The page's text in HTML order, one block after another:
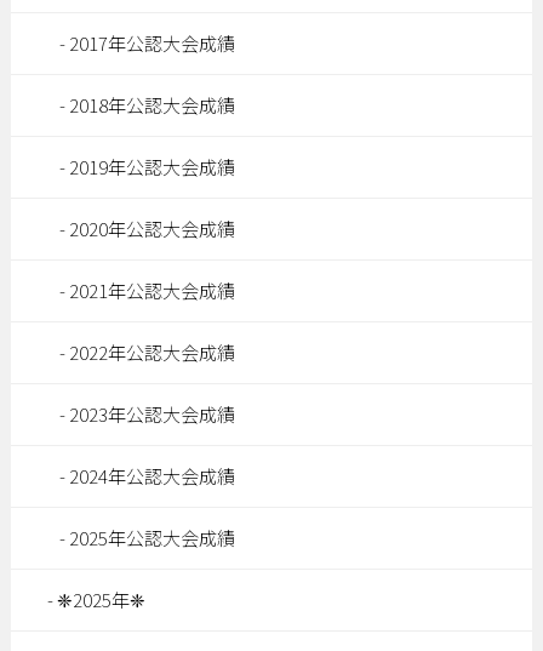
2017年公認大会成績
2018年公認大会成績
2019年公認大会成績
2020年公認大会成績
2021年公認大会成績
2022年公認大会成績
2023年公認大会成績
2024年公認大会成績
2025年公認大会成績
❈2025年❈